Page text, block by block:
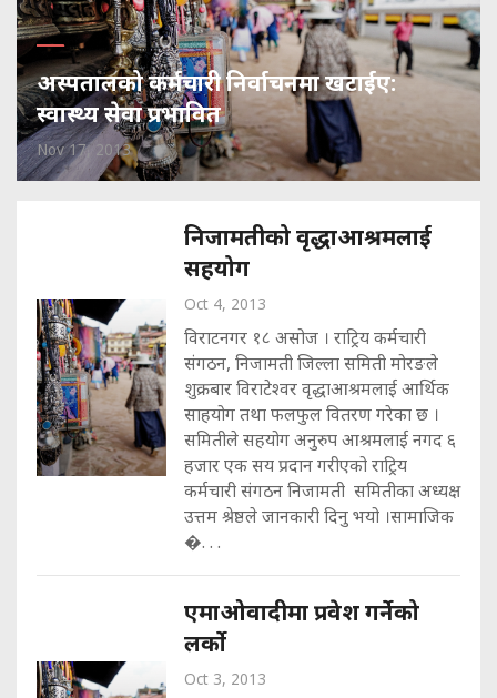
अस्पतालको कर्मचारी निर्वाचनमा खटाईए:
स्वास्थ्य सेवा प्रभावित
Nov 17, 2013
निजामतीको वृद्धाआश्रमलाई
सहयोग
Oct 4, 2013
विराटनगर १८ असोज । राट्रिय कर्मचारी
संगठन, निजामती जिल्ला समिती मोरङले
शुक्रबार विराटेश्वर वृद्धाआश्रमलाई आर्थिक
साहयोग तथा फलफुल वितरण गरेका छ ।
समितीले सहयोग अनुरुप आश्रमलाई नगद ६
हजार एक सय प्रदान गरीएको राट्रिय
कर्मचारी संगठन निजामती समितीका अध्यक्ष
उत्तम श्रेष्ठले जानकारी दिनु भयो ।सामाजिक
�. . .
एमाओवादीमा प्रवेश गर्नेको
लर्को
Oct 3, 2013